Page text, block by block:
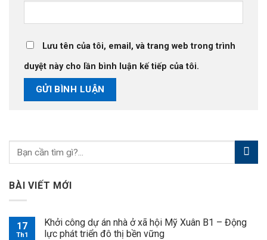
Lưu tên của tôi, email, và trang web trong trình
duyệt này cho lần bình luận kế tiếp của tôi.
BÀI VIẾT MỚI
17
Th1
Khởi công dự án nhà ở xã hội Mỹ Xuân B1 – Động
lực phát triển đô thị bền vững